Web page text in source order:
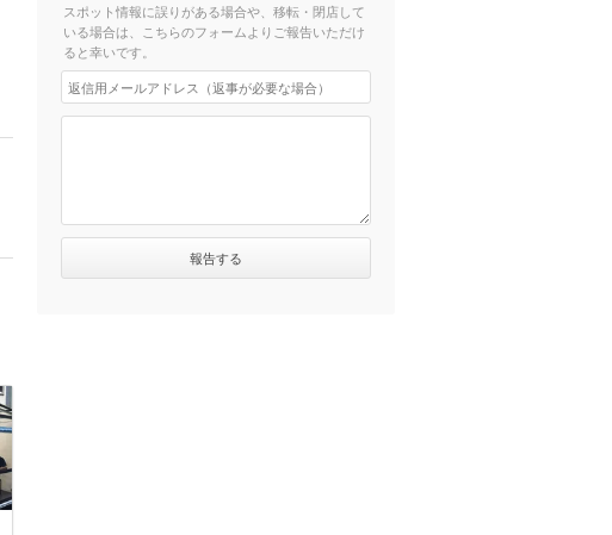
スポット情報に誤りがある場合や、移転・閉店して
いる場合は、こちらのフォームよりご報告いただけ
ると幸いです。